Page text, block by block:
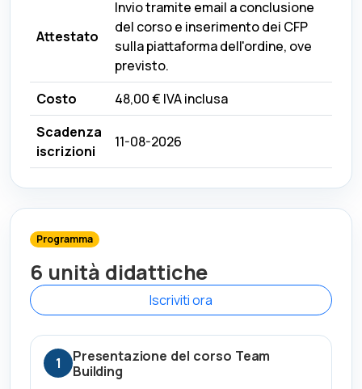
Attestato
Invio tramite email a conclusione
del corso e inserimento dei CFP
sulla piattaforma dell'ordine, ove
previsto.
Costo
48,00 € IVA inclusa
Scadenza
iscrizioni
11-08-2026
Programma
6 unità didattiche
Iscriviti ora
1
Presentazione del corso Team
Building